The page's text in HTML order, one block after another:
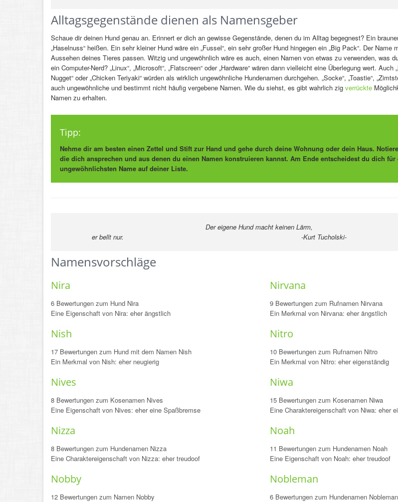
Alltagsgegenstände dienen als Namensgeber
Schaue dir deinen Hund genau an. Erinnert er dich an gewisse Gegenstände, denen du im Alltag begegnest? Ein
„Haselnuss“ heißen. Ein sehr kleiner Hund wäre ein „Fussel“, ein sehr großer Hund hingegen ein „Big Pack“. Der Name
Aussehen deines Tieres passen. Witzig und ungewöhnlich wäre es auch, einen Namen von etwas zu verwenden, was
ein Computer-Nerd? „Linux“, „Microsoft“, „Flatscreen“ oder „Hardware“ wären dann vielleicht eine Überlegung wert. Auch
Nugget“ oder „Chicken Teriyaki“ würden als wirklich ungewöhnliche Hundenamen durchgehen. „Socke“, „Toastie“,
auch ungewöhnliche und bestimmt nicht häufig vergebene Namen. Wie du siehst, es gibt wahrlich zig verrückte
Namen zu erhalten.
Tipp:
Nehme dir am besten einen Zettel und Stift zur Hand und gehe durch deine Wohnung oder dein Haus.
die dich ansprechen und aus denen du einen Namen konstruieren kannst. Am Ende entscheidest du dich für
ungewöhnlichsten Name auf deiner Liste.
Der eigene Hund macht keinen Lärm,
er bellt nur.
-Kurt Tucholski-
Namensvorschläge
Nira
6 Bewertungen zum Hund Nira
Eine Eigenschaft von Nira: eher ängstlich
Nirvana
9 Bewertungen zum Rufnamen Nirvana
Ein Merkmal von Nirvana: eher ängstlich
Nish
17 Bewertungen zum Hund mit dem Namen Nish
Ein Merkmal von Nish: eher neugierig
Nitro
10 Bewertungen zum Rufnamen Nitro
Ein Merkmal von Nitro: eher eigenständig
Nives
8 Bewertungen zum Kosenamen Nives
Eine Eigenschaft von Nives: eher eine Spaßbremse
Niwa
15 Bewertungen zum Kosenamen Niwa
Eine Charaktereigenschaft von Niwa: eher
Nizza
8 Bewertungen zum Hundenamen Nizza
Eine Charaktereigenschaft von Nizza: eher treudoof
Noah
11 Bewertungen zum Hundenamen Noah
Eine Eigenschaft von Noah: eher treudoof
Nobby
12 Bewertungen zum Namen Nobby
Nobleman
6 Bewertungen zum Hundenamen Nobleman